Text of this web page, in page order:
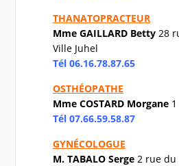
THANATOPRACTEUR
Mme GAILLARD Betty 28
Ville Juhel
Tél 06.16.78.87.65
OSTHÉOPATHE
Mme COSTARD Morgane1
Tél 07.66.59.58.87
GYNÉCOLOGUE
M. TABALO Serge 2 rue